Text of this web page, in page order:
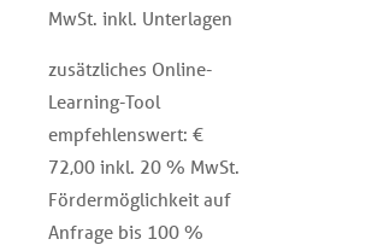
MwSt. inkl. Unterlagen
zusätzliches Online-
Learning-Tool
empfehlenswert: €
72,00 inkl. 20 % MwSt.
Fördermöglichkeit auf
Anfrage bis 100 %